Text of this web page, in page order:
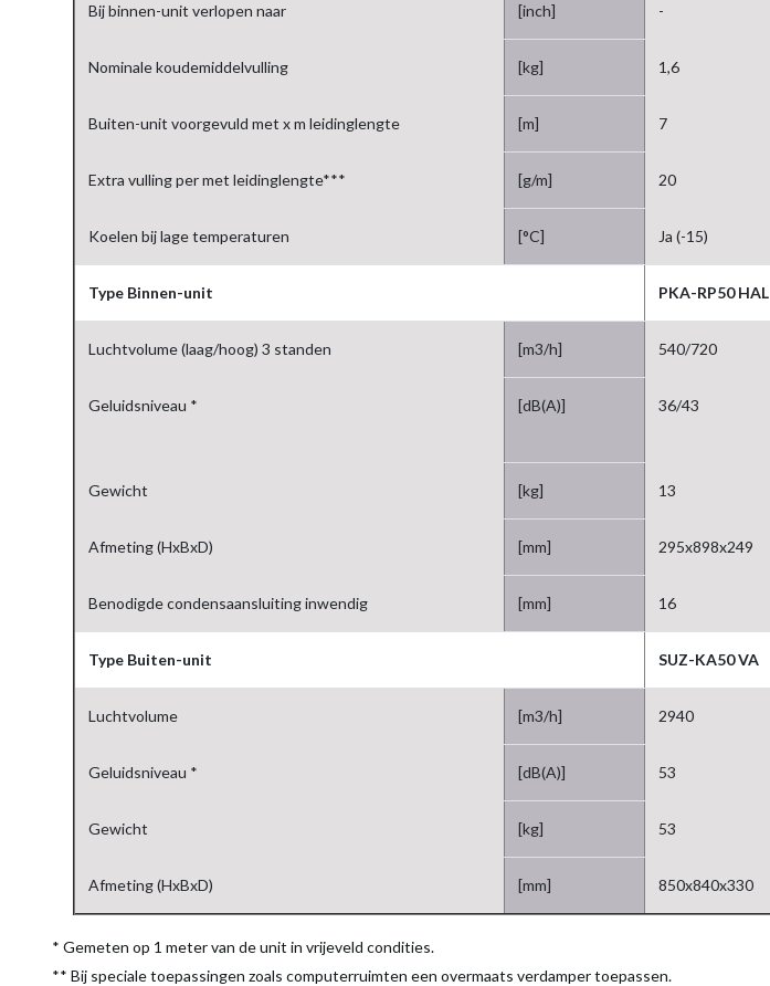
Bij binnen-unit verlopen naar [inch] -
Nominale koudemiddelvulling [kg] 1,6
Buiten-unit voorgevuld met x m leidinglengte [m] 7
Extra vulling per met leidinglengte*** [g/m] 20
Koelen bij lage temperaturen [°C] Ja (-15)
Type Binnen-unit PKA-RP50 HAL
Luchtvolume (laag/hoog) 3 standen [m3/h] 540/720
Geluidsniveau * [dB(A)] 36/43
Gewicht [kg] 13
Afmeting (HxBxD) [mm] 295x898x249
Benodigde condensaansluiting inwendig [mm] 16
Type Buiten-unit SUZ-KA50 VA
Luchtvolume [m3/h] 2940
Geluidsniveau * [dB(A)] 53
Gewicht [kg] 53
Afmeting (HxBxD) [mm] 850x840x330
* Gemeten op 1 meter van de unit in vrijeveld condities.
** Bij speciale toepassingen zoals computerruimten een overmaats verdamper toepassen.